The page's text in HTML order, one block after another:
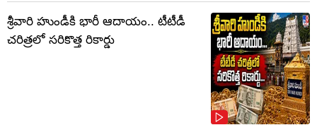
శ్రీవారి హుండీకి భారీ ఆదాయం.. టీటీడీ
చరిత్రలో సరికొత్త రికార్డు